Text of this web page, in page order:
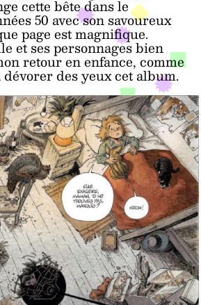
cette bête dans le
50 avec son savoureux
page est magnifique.
et ses personnages bien
retour en enfance, comme
dévorer des yeux cet album.